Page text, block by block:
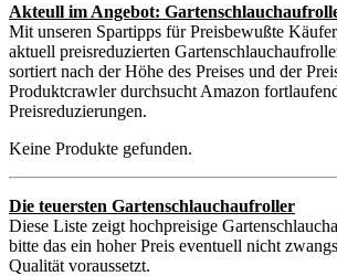
Akteull im Angebot:
Mit unseren Spartipps für Preisbewußte
aktuell preisreduzierten
sortiert nach der Höhe des Preises und der
Produktcrawler durchsucht Amazon
Preisreduzierungen.
Keine Produkte gefunden.
Die teuersten Gartenschlauchaufroller
Diese Liste zeigt hochpreisige
bitte das ein hoher Preis eventuell nicht
Qualität voraussetzt.